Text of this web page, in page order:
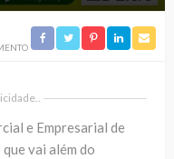
e Empresarial de
vai além do